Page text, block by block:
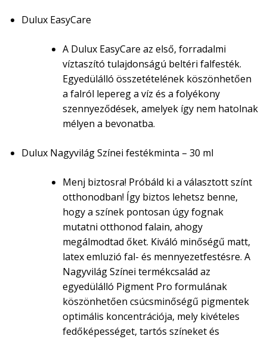
Dulux EasyCare
A Dulux EasyCare az első, forradalmi
víztaszító tulajdonságú beltéri falfesték.
Egyedülálló összetételének köszönhetően
a falról lepereg a víz és a folyékony
szennyeződések, amelyek így nem hatolnak
mélyen a bevonatba.
Dulux Nagyvilág Színei festékminta – 30 ml
Menj biztosra! Próbáld ki a választott színt
otthonodban! Így biztos lehetsz benne,
hogy a színek pontosan úgy fognak
mutatni otthonod falain, ahogy
megálmodtad őket. Kiváló minőségű matt,
latex emluzió fal- és mennyezetfestésre. A
Nagyvilág Színei termékcsalád az
egyedülálló Pigment Pro formulának
köszönhetően csúcsminőségű pigmentek
optimális koncentrációja, mely kivételes
fedőképességet, tartós színeket és